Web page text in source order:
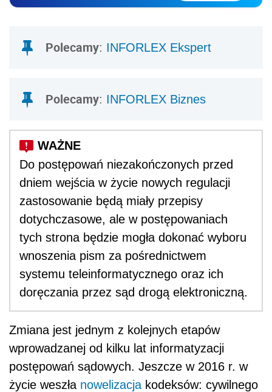
Polecamy: INFORLEX Ekspert
Polecamy: INFORLEX Biznes
Do postępowań niezakończonych przed
dniem wejścia w życie nowych regulacji
zastosowanie będą miały przepisy
dotychczasowe, ale w postępowaniach
tych strona będzie mogła dokonać wyboru
wnoszenia pism za pośrednictwem
systemu teleinformatycznego oraz ich
doręczania przez sąd drogą elektroniczną.
Zmiana jest jednym z kolejnych etapów
wprowadzanej od kilku lat informatyzacji
postępowań sądowych. Jeszcze w 2016 r. w
życie weszła nowelizacja kodeksów: cywilnego